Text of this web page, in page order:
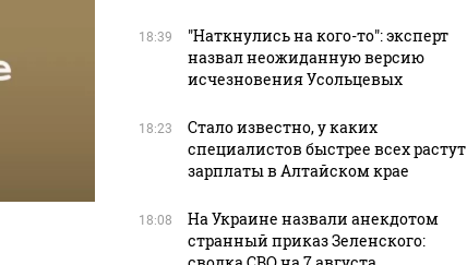
18:39
"Наткнулись на кого-то": эксперт
назвал неожиданную версию
исчезновения Усольцевых
18:23
Стало известно, у каких
специалистов быстрее всех растут
зарплаты в Алтайском крае
18:08
На Украине назвали анекдотом
странный приказ Зеленского: